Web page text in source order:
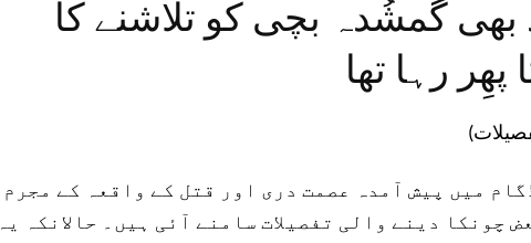
بھی گُمشُدہ بچی کو تلاشنے کا
پھِر رہا تھا
میں پیش آمدہ عصمت دری اور قتل کے واقعہ کے مجرم
چونکا دینے والی تفصیلات سامنے آئی ہیں۔ حالانکہ یہ